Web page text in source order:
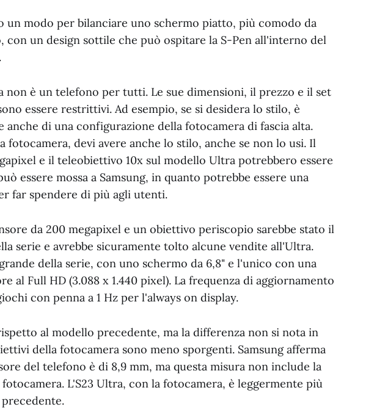
un modo per bilanciare uno schermo piatto, più comodo da
con un design sottile che può ospitare la S-Pen all'interno del
non è un telefono per tutti. Le sue dimensioni, il prezzo e il set
essere restrittivi. Ad esempio, se si desidera lo stilo, è
anche di una configurazione della fotocamera di fascia alta.
fotocamera, devi avere anche lo stilo, anche se non lo usi. Il
e il teleobiettivo 10x sul modello Ultra potrebbero essere
essere mossa a Samsung, in quanto potrebbe essere una
far spendere di più agli utenti.
da 200 megapixel e un obiettivo periscopio sarebbe stato il
serie e avrebbe sicuramente tolto alcune vendite all'Ultra.
della serie, con uno schermo da 6,8" e l'unico con una
al Full HD (3.088 x 1.440 pixel). La frequenza di aggiornamento
con penna a 1 Hz per l'always on display.
al modello precedente, ma la differenza non si nota in
della fotocamera sono meno sporgenti. Samsung afferma
del telefono è di 8,9 mm, ma questa misura non include la
L'S23 Ultra, con la fotocamera, è leggermente più